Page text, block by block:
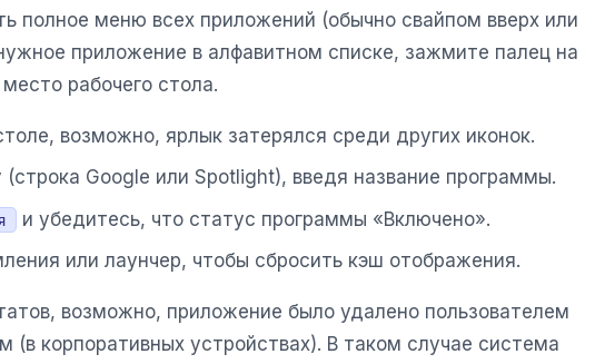
полное меню всех приложений (обычно свайпом вверх или
приложение в алфавитном списке, зажмите палец на
рабочего стола.
возможно, ярлык затерялся среди других иконок.
Google или Spotlight), введя название программы.
и убедитесь, что статус программы «Включено».
или лаунчер, чтобы сбросить кэш отображения.
возможно, приложение было удалено пользователем
корпоративных устройствах). В таком случае система